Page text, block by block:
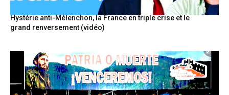
Hystérie anti-Mélenchon, la France en triple crise et le
grand renversement (vidéo)